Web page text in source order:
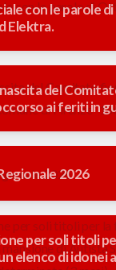
con le parole
Elektra.
del
ai feriti in
2026
per soli titoli
elenco di idonei